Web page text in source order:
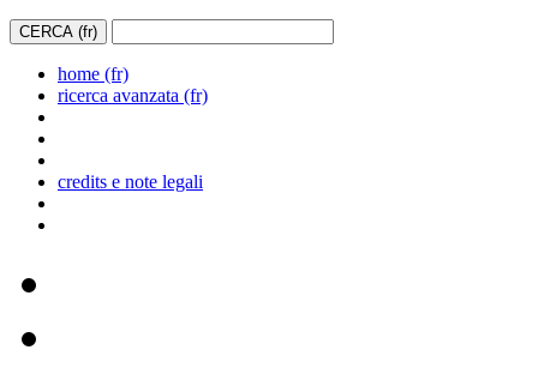
home (fr)
ricerca avanzata (fr)
credits e note legali